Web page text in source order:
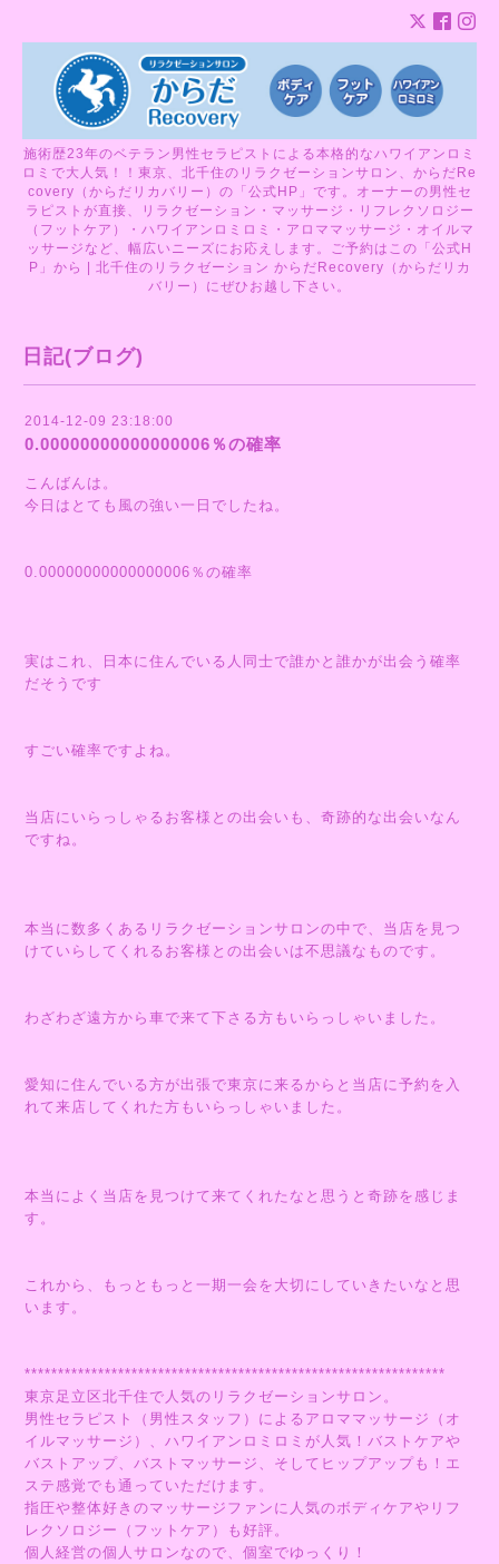
施術歴23年のベテラン男性セラピストによる本格的なハワイアンロミ
ロミで大人気！！東京、北千住のリラクゼーションサロン、からだRe
covery（からだリカバリー）の「公式HP」です。オーナーの男性セ
ラピストが直接、リラクゼーション・マッサージ・リフレクソロジー
（フットケア）・ハワイアンロミロミ・アロママッサージ・オイルマ
ッサージなど、幅広いニーズにお応えします。ご予約はこの「公式H
P」から | 北千住のリラクゼーション からだRecovery（からだリカ
バリー）にぜひお越し下さい。
日記(ブログ)
2014-12-09 23:18:00
0.00000000000000006％の確率
こんばんは。
今日はとても風の強い一日でしたね。
0.00000000000000006％の確率
実はこれ、日本に住んでいる人同士で誰かと誰かが出会う確率
だそうです
すごい確率ですよね。
当店にいらっしゃるお客様との出会いも、奇跡的な出会いなん
ですね。
本当に数多くあるリラクゼーションサロンの中で、当店を見つ
けていらしてくれるお客様との出会いは不思議なものです。
わざわざ遠方から車で来て下さる方もいらっしゃいました。
愛知に住んでいる方が出張で東京に来るからと当店に予約を入
れて来店してくれた方もいらっしゃいました。
本当によく当店を見つけて来てくれたなと思うと奇跡を感じま
す。
これから、もっともっと一期一会を大切にしていきたいなと思
います。
***************************************************************
東京足立区北千住で人気のリラクゼーションサロン。
男性セラピスト（男性スタッフ）によるアロママッサージ（オ
イルマッサージ）、ハワイアンロミロミが人気！バストケアや
バストアップ、バストマッサージ、そしてヒップアップも！エ
ステ感覚でも通っていただけます。
指圧や整体好きのマッサージファンに人気のボディケアやリフ
レクソロジー（フットケア）も好評。
個人経営の個人サロンなので、個室でゆっくり！